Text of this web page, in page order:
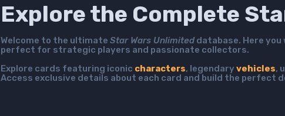
Explore the Complete
Welcome to the ultimate Star Wars Unlimiteddatabase. Here you
perfect for strategic players and passionate collectors.
Explore cards featuring iconic characters, legendary vehicles,
Access exclusive details about each card and build the perfect